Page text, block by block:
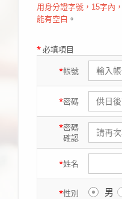
用身分證字號，15字內
能有空白 。
*必填項目
*帳號
*密碼
*密碼
確認
*姓名
*性別 男